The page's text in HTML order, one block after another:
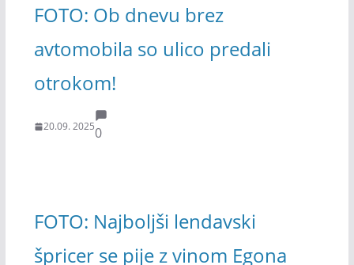
FOTO: Ob dnevu brez
avtomobila so ulico predali
otrokom!
20.09. 20250
FOTO: Najboljši lendavski
špricer se pije z vinom Egona